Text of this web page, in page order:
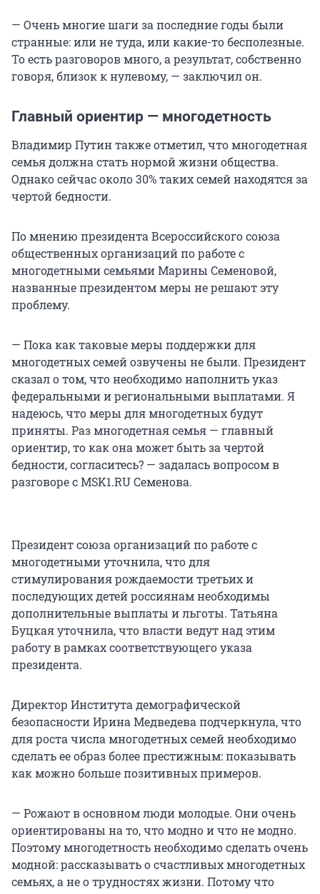
— Очень многие шаги за последние годы были
странные: или не туда, или какие-то бесполезные.
То есть разговоров много, а результат, собственно
говоря, близок к нулевому, — заключил он.
Главный ориентир — многодетность
Владимир Путин также отметил, что многодетная
семья должна стать нормой жизни общества.
Однако сейчас около 30% таких семей находятся за
чертой бедности.
По мнению президента Всероссийского союза
общественных организаций по работе с
многодетными семьями Марины Семеновой,
названные президентом меры не решают эту
проблему.
— Пока как таковые меры поддержки для
многодетных семей озвучены не были. Президент
сказал о том, что необходимо наполнить указ
федеральными и региональными выплатами. Я
надеюсь, что меры для многодетных будут
приняты. Раз многодетная семья — главный
ориентир, то как она может быть за чертой
бедности, согласитесь? — задалась вопросом в
разговоре с MSK1.RU Семенова.
Президент союза организаций по работе с
многодетными уточнила, что для
стимулирования рождаемости третьих и
последующих детей россиянам необходимы
дополнительные выплаты и льготы. Татьяна
Буцкая уточнила, что власти ведут над этим
работу в рамках соответствующего указа
президента.
Директор Института демографической
безопасности Ирина Медведева подчеркнула, что
для роста числа многодетных семей необходимо
сделать ее образ более престижным: показывать
как можно больше позитивных примеров.
— Рожают в основном люди молодые. Они очень
ориентированы на то, что модно и что не модно.
Поэтому многодетность необходимо сделать очень
модной: рассказывать о счастливых многодетных
семьях, а не о трудностях жизни. Потому что